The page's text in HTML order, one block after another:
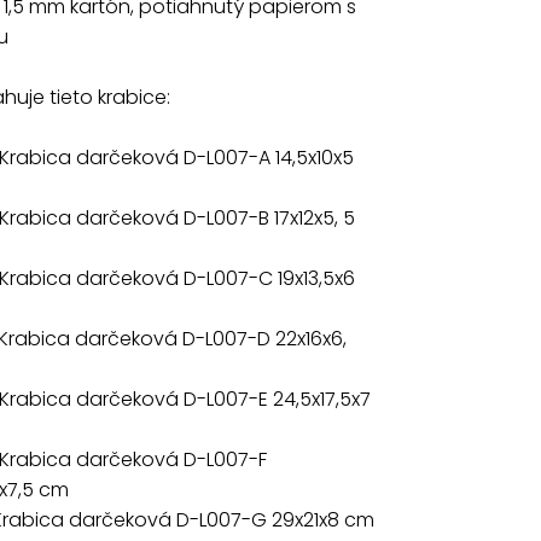
mm kartón, potiahnutý papierom s
tieto krabice:
darčeková D-L007-A 14,5x10x5
darčeková D-L007-B 17x12x5, 5
darčeková D-L007-C 19x13,5x6
darčeková D-L007-D 22x16x6,
darčeková D-L007-E 24,5x17,5x7
darčeková D-L007-F
cm
darčeková D-L007-G 29x21x8 cm